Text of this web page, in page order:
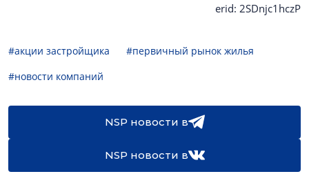
erid: 2SDnjc1hczP
#акции застройщика
#первичный рынок жилья
#новости компаний
NSP новости в
NSP новости в